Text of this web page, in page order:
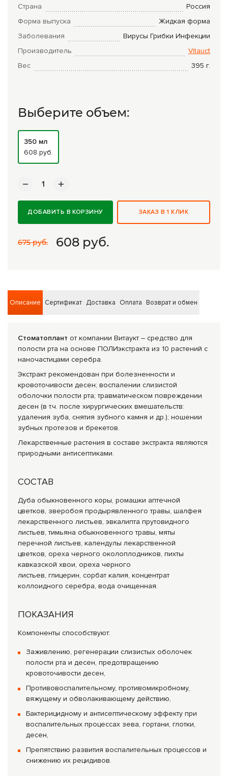
Натуральное мыло
Средства личной гигиены
Приборы лечебные
Книги Гарбузова Г.А.
Страна
Россия
Форма выпуска
Жидкая форма
Заболевания
Вирусы Грибки Инфекции
Производитель
Vitauct
Вес
395 г.
Выберите объем:
350 мл
608 руб.
ДОБАВИТЬ В КОРЗИНУ ЗАКАЗ В 1 КЛИК
675 руб. 608 руб.
Описание Сертификат Доставка Оплата Возврат и обмен
Стоматоплант от компании Витаукт – средство для
полости рта на основе ПОЛИэкстракта из 10 растений с
наночастицами серебра.
Экстракт рекомендован при болезненности и
кровоточивости десен; воспалении слизистой
оболочки полости рта; травматическом повреждении
десен (в т.ч. после хирургических вмешательств:
удаления зуба, снятия зубного камня и др.); ношении
зубных протезов и брекетов.
Лекарственные растения в составе экстракта являются
природными антисептиками.
СОСТАВ
Дуба обыкновенного коры, ромашки аптечной
цветков, зверобоя продырявленного травы, шалфея
лекарственного листьев, эвкалипта прутовидного
листьев, тимьяна обыкновенного травы, мяты
перечной листьев, календулы лекарственной
цветков, ореха черного околоплодников, пихты
кавказской хвои, ореха черного
листьев, глицерин, сорбат калия, концентрат
коллоидного серебра, вода очищенная.
ПОКАЗАНИЯ
Компоненты способствуют:
Заживлению, регенерации слизистых оболочек
полости рта и десен, предотвращению
кровоточивости десен,
Противовоспалительному, противомикробному,
вяжущему и обволакивающему действию,
Бактерицидному и антисептическому эффекту при
воспалительных процессах зева, гортани, глотки,
десен,
Препятствию развития воспалительных процессов и
снижению их рецидивов.